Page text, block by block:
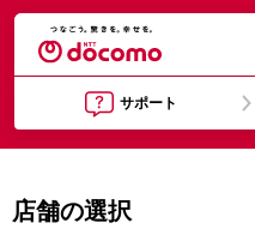
サポート
店舗の選択